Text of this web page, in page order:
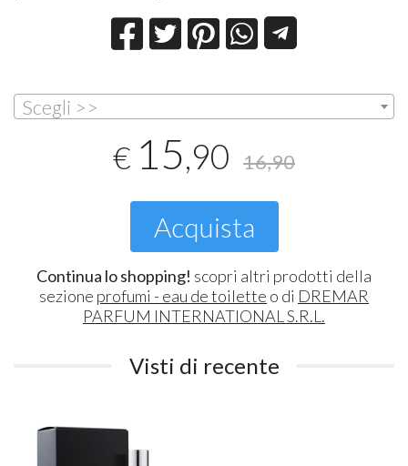
Scegli >>
€ 15,90 16,90
Acquista
Continua lo shopping! scopri altri prodotti della
sezione profumi - eau de toilette o di DREMAR
PARFUM INTERNATIONAL S.R.L.
Visti di recente